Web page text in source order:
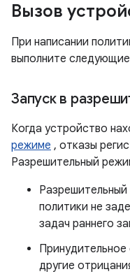
Вызов
При написании
выполните
Запуск в
Когда устройство
режиме , отказы
Разрешительный
Разрешительный
политики не
задач раннего
другие